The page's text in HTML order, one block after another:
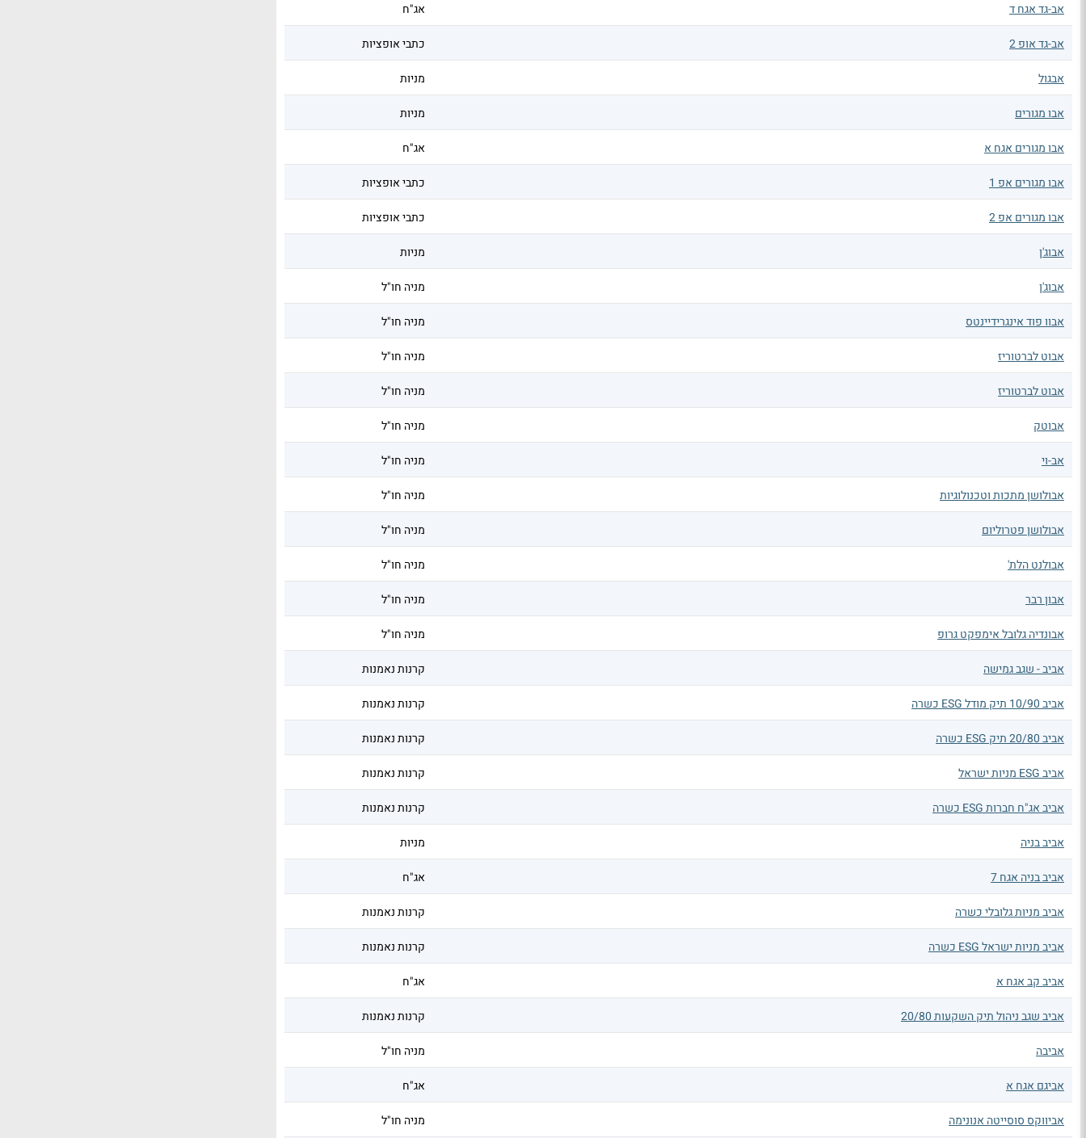
אב-גד אגח ד אג"ח
אב-גד אופ 2 כתבי אופציות
אבגול מניות
אבו מגורים מניות
אבו מגורים אגח א אג"ח
אבו מגורים אפ 1 כתבי אופציות
אבו מגורים אפ 2 כתבי אופציות
אבוג'ן מניות
אבוג'ן מניה חו"ל
אבוו פוד אינגרידיינטס מניה חו"ל
אבוט לברטוריז מניה חו"ל
אבוט לברטוריז מניה חו"ל
אבוטק מניה חו"ל
אב-וי מניה חו"ל
אבולושן מתכות וטכנולוגיות מניה חו"ל
אבולושן פטרוליום מניה חו"ל
אבולנט הלת' מניה חו"ל
אבון רבר מניה חו"ל
אבונדיה גלובל אימפקט גרופ מניה חו"ל
אביב - שגב גמישה קרנות נאמנות
אביב 10/90 תיק מודל ESG כשרה קרנות נאמנות
אביב 20/80 תיק ESG כשרה קרנות נאמנות
אביב ESG מניות ישראל קרנות נאמנות
אביב אג"ח חברות ESG כשרה קרנות נאמנות
אביב בניה מניות
אביב בניה אגח 7 אג"ח
אביב מניות גלובלי כשרה קרנות נאמנות
אביב מניות ישראל ESG כשרה קרנות נאמנות
אביב קב אגח א אג"ח
אביב שגב ניהול תיק השקעות 20/80 קרנות נאמנות
אביבה מניה חו"ל
אביגם אגח א אג"ח
אביווקס סוסייטה אנונימה מניה חו"ל